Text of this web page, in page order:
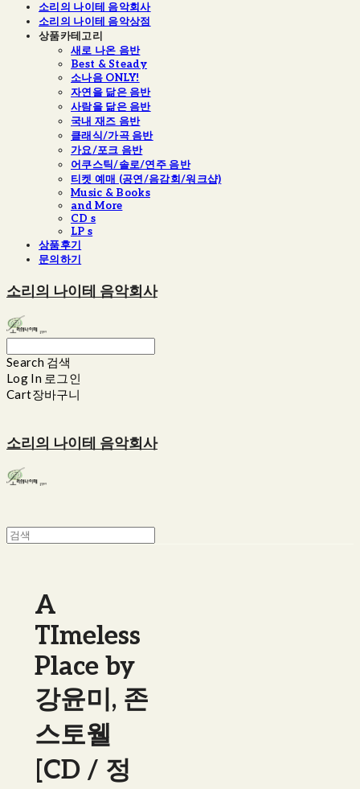
소리의 나이테 음악회사
소리의 나이테 음악상점
상품카테고리
새로 나온 음반
Best & Steady
소나음 ONLY!
자연을 닮은 음반
사람을 닮은 음반
국내 재즈 음반
클래식/가곡 음반
가요/포크 음반
어쿠스틱/솔로/연주 음반
티켓 예매 (공연/음감회/워크샵)
Music & Books
and More
CD s
LP s
상품후기
문의하기
소리의 나이테 음악회사
Search 검색
Log In 로그인
Cart장바구니
소리의 나이테 음악회사
A
TImeless
Place by
강윤미, 존
스토웰
[CD / 정